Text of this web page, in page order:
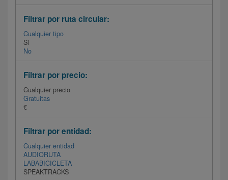
Filtrar por ruta circular:
Cualquier tipo
Si
No
Filtrar por precio:
Cualquier precio
Gratuitas
€
Filtrar por entidad:
Cualquier entidad
AUDIORUTA
LABABICICLETA
SPEAKTRACKS